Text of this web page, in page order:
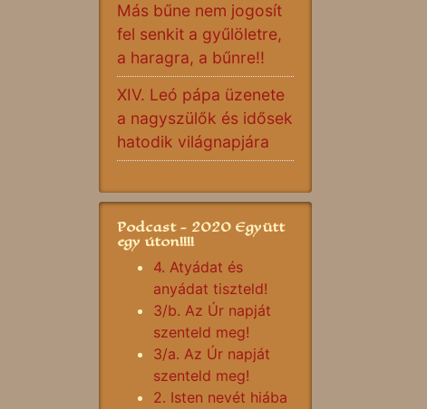
Más bűne nem jogosít
fel senkit a gyűlöletre,
a haragra, a bűnre!!
XIV. Leó pápa üzenete
a nagyszülők és idősek
hatodik világnapjára
Podcast - 2020 Együtt
egy úton!!!!
4. Atyádat és
anyádat tiszteld!
3/b. Az Úr napját
szenteld meg!
3/a. Az Úr napját
szenteld meg!
2. Isten nevét hiába